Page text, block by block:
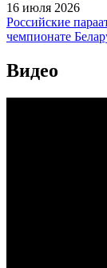
16 июля 2026
Российские
чемпионате
Видео